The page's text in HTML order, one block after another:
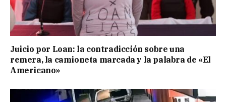
Juicio por Loan: la contradicción sobre una
remera, la camioneta marcada y la palabra de «El
Americano»